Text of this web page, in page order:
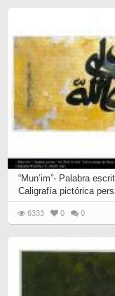
“Mun’im”- Palabra
Caligrafía pictórica
6333 0 0